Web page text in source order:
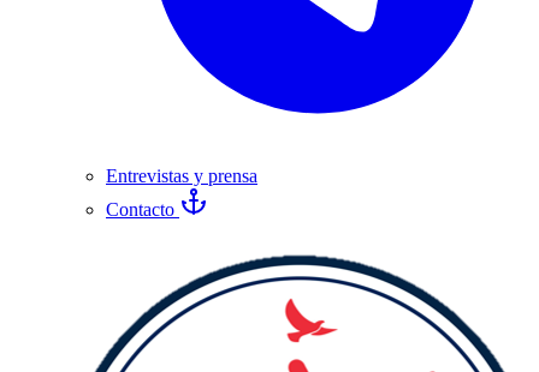
Entrevistas y prensa
Contacto